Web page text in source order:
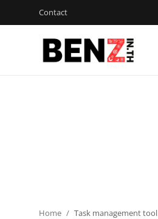
Contact
ThaiGPT Builder
Home Task management tool